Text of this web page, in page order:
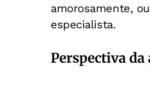
amorosamente,
especialista.
Perspectiva